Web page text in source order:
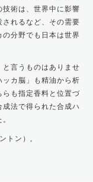
術は、世界中に影響
れるなど、その需要
分野でも日本は世界
言うものはありませ
カ脳」も精油から析
も指定香料と位置づ
法で得られた合成ハ
トン）,